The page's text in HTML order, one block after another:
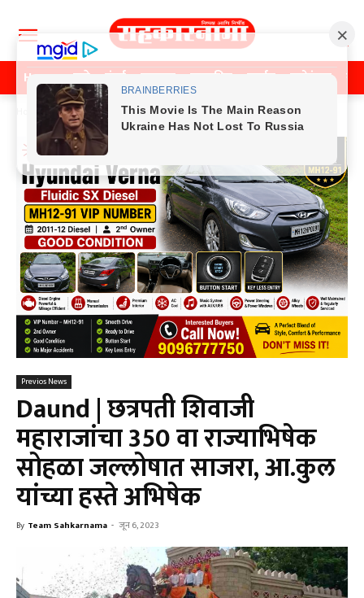
Home पुणे मुंबई महाराष्ट्र राजकीय क्राईम मनोरंजन
Previos News
Previos News
Daund | छत्रपती शिवाजी
महाराजांचा 350 वा राज्याभिषेक
सोहळा जल्लोषात साजरा, आ.कुल
यांच्या हस्ते अभिषेक
By Team Sahkarnama - जून 6, 2023